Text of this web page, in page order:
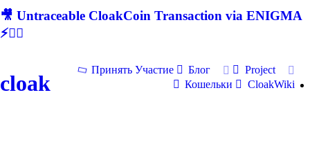
🎥 Untraceable CloakCoin Transaction via ENIGMA
⚡🕵‍♂
cloak
Принять Участие Блог
Project
Кошельки
CloakWiki